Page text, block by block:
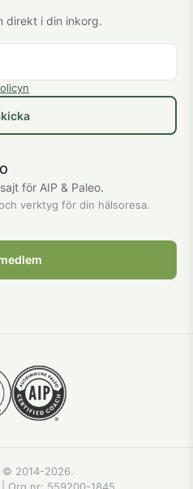
för AIP & Paleo.
verktyg för din hälsoresa.
direkt i din inkorg.
© 2014-2026.